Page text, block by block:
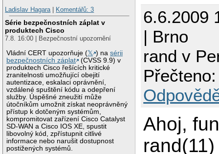
Ladislav Hagara| Komentářů: 3
Série bezpečnostních záplat v
produktech Cisco
7.8. 16:00 | Bezpečnostní upozornění
Vládní CERT upozorňuje (𝕏 ) nasérii
bezpečnostních záplat
(CVSS 9.9) v
produktech Cisco řešících kritické
zranitelnosti umožňující obejití
autentizace, eskalaci oprávnění,
vzdálené spuštění kódu a odepření
služby. Úspěšné zneužití může
útočníkům umožnit získat neoprávněný
přístup k dotčeným systémům,
kompromitovat zařízení Cisco Catalyst
SD-WAN a Cisco IOS XE, spustit
libovolný kód, zpřístupnit citlivé
informace nebo narušit dostupnost
postižených systémů.
6.6.2009
| Brno
rand v
Ahoj,